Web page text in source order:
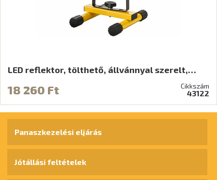
LED reflektor, tölthető, állvánnyal szerelt,…
18 260 Ft Cikkszám
43122
Panaszkezelési eljárás
Jótállási feltételek